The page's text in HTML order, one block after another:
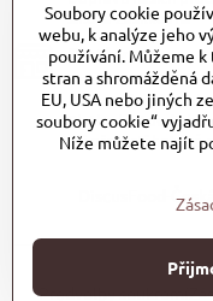
s.r.o. a Zásilkovna
Platby
Dobírkou (25,- Kč)
Bankovním
Platba kartou
Při převzetí hotově
DiscusFood-
Předvolby soukromí
Soubory cookie
webu, k analýze jeho
používání. Můžeme
stran a shromážděná
EU, USA nebo jiných
soubory cookie“
Níže můžete najít